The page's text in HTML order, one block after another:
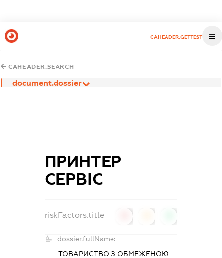
CAHEADER.GETTEST
CAHEADER.SEARCH
document.dossier
ПРИНТЕР
СЕРВІС
riskFactors.title
dossier.fullName:
ТОВАРИСТВО З ОБМЕЖЕНОЮ